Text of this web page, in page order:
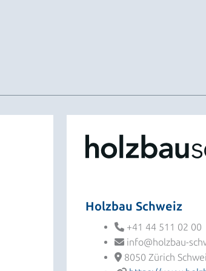
Holzbau Schweiz
+41 44 511 02 00
info@holzbau-
8050 Zürich